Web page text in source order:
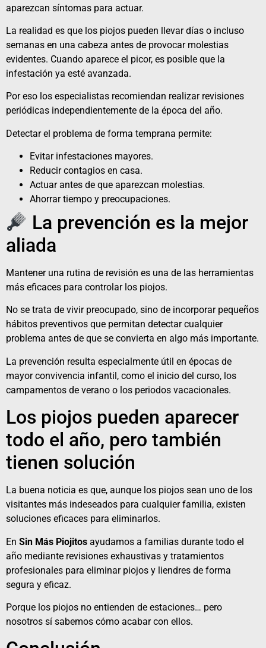
aparezcan síntomas para actuar.
La realidad es que los piojos pueden llevar días o incluso
semanas en una cabeza antes de provocar molestias
evidentes. Cuando aparece el picor, es posible que la
infestación ya esté avanzada.
Por eso los especialistas recomiendan realizar revisiones
periódicas independientemente de la época del año.
Detectar el problema de forma temprana permite:
Evitar infestaciones mayores.
Reducir contagios en casa.
Actuar antes de que aparezcan molestias.
Ahorrar tiempo y preocupaciones.
La prevención es la mejor
aliada
Mantener una rutina de revisión es una de las herramientas
más eficaces para controlar los piojos.
No se trata de vivir preocupado, sino de incorporar pequeños
hábitos preventivos que permitan detectar cualquier
problema antes de que se convierta en algo más importante.
La prevención resulta especialmente útil en épocas de
mayor convivencia infantil, como el inicio del curso, los
campamentos de verano o los periodos vacacionales.
Los piojos pueden aparecer
todo el año, pero también
tienen solución
La buena noticia es que, aunque los piojos sean uno de los
visitantes más indeseados para cualquier familia, existen
soluciones eficaces para eliminarlos.
En Sin Más Piojitos ayudamos a familias durante todo el
año mediante revisiones exhaustivas y tratamientos
profesionales para eliminar piojos y liendres de forma
segura y eficaz.
Porque los piojos no entienden de estaciones… pero
nosotros sí sabemos cómo acabar con ellos.